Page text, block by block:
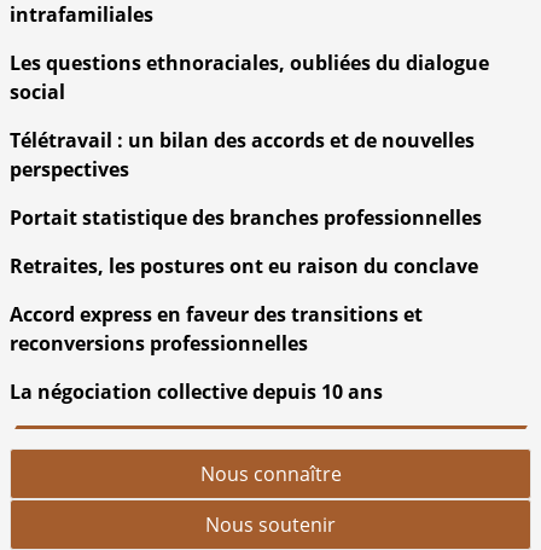
intrafamiliales
Les questions ethnoraciales, oubliées du dialogue
social
Télétravail : un bilan des accords et de nouvelles
perspectives
Portait statistique des branches professionnelles
Retraites, les postures ont eu raison du conclave
Accord express en faveur des transitions et
reconversions professionnelles
La négociation collective depuis 10 ans
Nous connaître
Nous soutenir